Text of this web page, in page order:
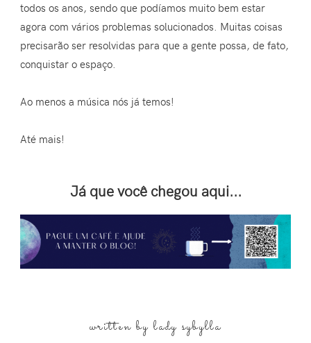
todos os anos, sendo que podíamos muito bem estar
agora com vários problemas solucionados. Muitas coisas
precisarão ser resolvidas para que a gente possa, de fato,
conquistar o espaço.
Ao menos a música nós já temos!
Até mais!
Já que você chegou aqui...
written bylady sybylla